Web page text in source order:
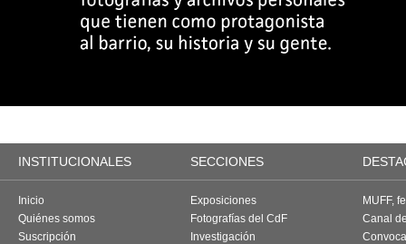
INSTITUCIONALES SECCIONES
Inicio
Quiénes somos
Suscripción
Exposiciones
Fotografías del CdF
Investigación
MUFF,
Canal